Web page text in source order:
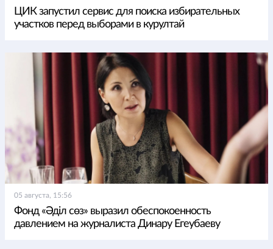
ЦИК запустил сервис для поиска избирательных
участков перед выборами в курултай
05 августа, 15:56
Фонд «Әділ сөз» выразил обеспокоенность
давлением на журналиста Динару Егеубаеву